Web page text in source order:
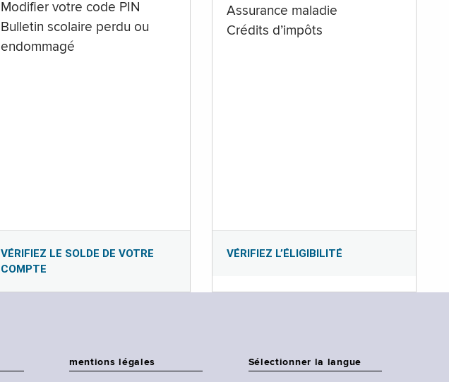
Modifier votre code PIN
Bulletin scolaire perdu ou
endommagé
VÉRIFIEZ LE SOLDE DE VOTRE
COMPTE
Assurance maladie
Crédits d’impôts
VÉRIFIEZ L’ÉLIGIBILITÉ
mentions légales Sélectionner la langue